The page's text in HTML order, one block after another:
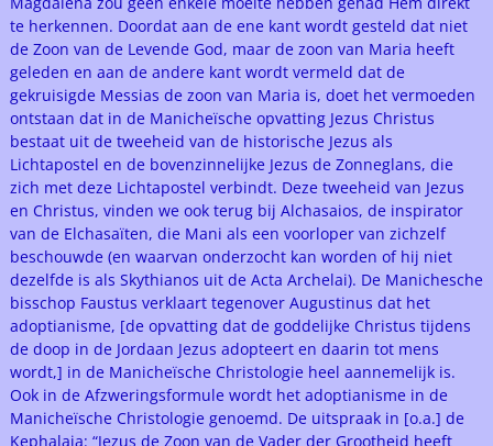
te herkennen. Doordat aan de ene kant wordt gesteld dat niet
de Zoon van de Levende God, maar de zoon van Maria heeft
geleden en aan de andere kant wordt vermeld dat de
gekruisigde Messias de zoon van Maria is, doet het vermoeden
ontstaan dat in de Manicheïsche opvatting Jezus Christus
bestaat uit de tweeheid van de historische Jezus als
Lichtapostel en de bovenzinnelijke Jezus de Zonneglans, die
zich met deze Lichtapostel verbindt. Deze tweeheid van Jezus
en Christus, vinden we ook terug bij Alchasaios, de inspirator
van de Elchasaïten, die Mani als een voorloper van zichzelf
beschouwde (en waarvan onderzocht kan worden of hij niet
dezelfde is als Skythianos uit de Acta Archelai). De Manichesche
bisschop Faustus verklaart tegenover Augustinus dat het
adoptianisme, [de opvatting dat de goddelijke Christus tijdens
de doop in de Jordaan Jezus adopteert en daarin tot mens
wordt,] in de Manicheïsche Christologie heel aannemelijk is.
Ook in de Afzweringsformule wordt het adoptianisme in de
Manicheïsche Christologie genoemd. De uitspraak in [o.a.] de
Kephalaia: “Jezus de Zoon van de Vader der Grootheid heeft